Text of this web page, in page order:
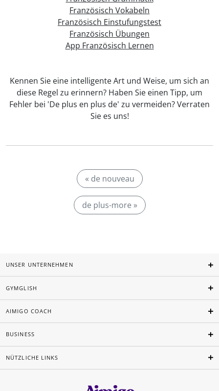
Französisch Vokabeln
Französisch Einstufungstest
Französisch Übungen
App Französisch Lernen
Kennen Sie eine intelligente Art und Weise, um sich an
diese Regel zu erinnern? Haben Sie einen Tipp, um
Fehler bei 'De plus en plus de' zu vermeiden? Verraten
Sie es uns!
« de nouveau
de plus-more »
UNSER UNTERNEHMEN
GYMGLISH
AIMIGO COACH
BUSINESS
NÜTZLICHE LINKS